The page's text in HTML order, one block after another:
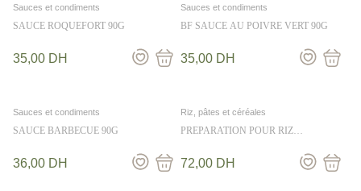
Sauces et condiments
SAUCE ROQUEFORT 90G
35,00 DH
Sauces et condiments
BF SAUCE AU POIVRE VERT 90G
35,00 DH
Sauces et condiments
SAUCE BARBECUE 90G
36,00 DH
Riz, pâtes et céréales
PREPARATION POUR RIZ
72,00 DH